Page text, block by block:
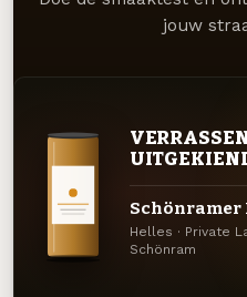
jouw
Schönramer
Helles · Private
Schönram